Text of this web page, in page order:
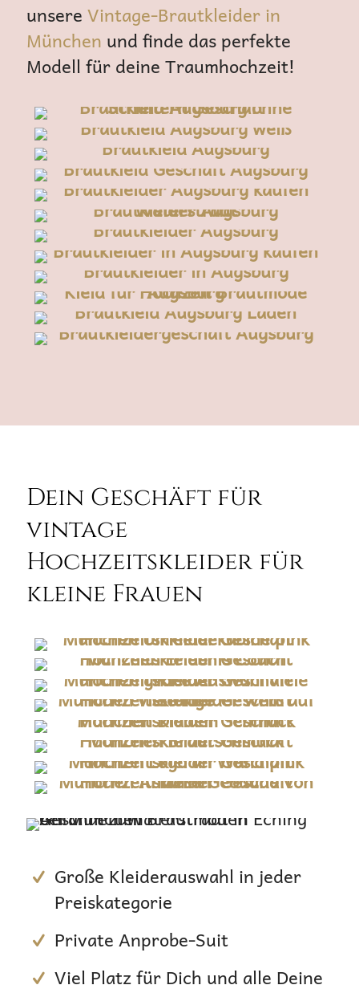
unsereVintage-Brautkleider in
München und finde das perfekte
Modell für deine Traumhochzeit!
Dein Geschäft für
vintage
Hochzeitskleider für
kleine Frauen
Große Kleiderauswahl in jeder
Preiskategorie
Private Anprobe-Suit
Viel Platz für Dich und alle Deine